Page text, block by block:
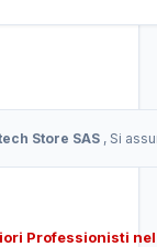
Store SAS , Si
Professionisti